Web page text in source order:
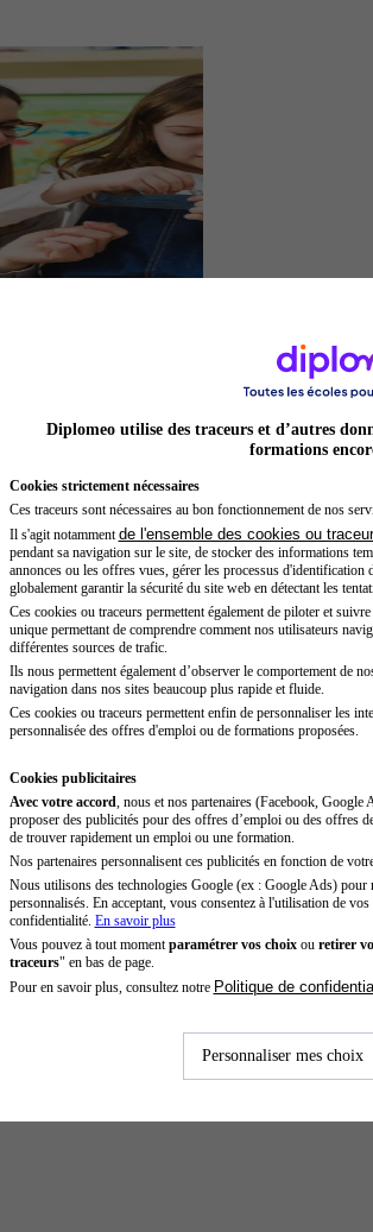
Auxiliaire de
Diplomeo utilise des traceurs et d’autres
formations
Cookies strictement nécessaires
Ces traceurs sont nécessaires au bon fonctionnement de nos
Il s'agit notamment de l'ensemble des cookies ou
pendant sa navigation sur le site, de stocker des informations
annonces ou les offres vues, gérer les processus
globalement garantir la sécurité du site web en détectant les
Ces cookies ou traceurs permettent également de piloter et
unique permettant de comprendre comment nos utilisateurs
différentes sources de trafic.
Ils nous permettent également d’observer le comportement de
navigation dans nos sites beaucoup plus rapide et fluide.
Ces cookies ou traceurs permettent enfin de personnaliser les
personnalisée des offres d'emploi ou de formations proposées.
Cookies publicitaires
Avec votre accord , nous et nos partenaires (Facebook,
proposer des publicités pour des offres d’emploi ou des offres
de trouver rapidement un emploi ou une formation.
Nos partenaires personnalisent ces publicités en fonction de
Nous utilisons des technologies Google (ex : Google Ads) pour
personnalisés. En acceptant, vous consentez à l'utilisation de
confidentialité. En savoir plus
Vous pouvez à tout moment paramétrer vos choixou retirer
traceurs" en bas de page.
Pour en savoir plus, consultez notre Politique de
Personnaliser mes choix